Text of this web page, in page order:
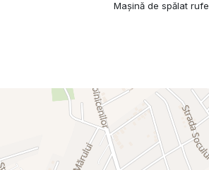
Mașină de spălat rufe